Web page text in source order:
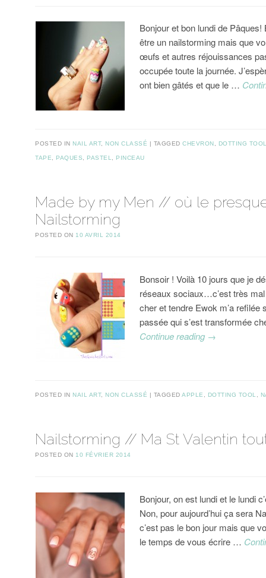
Bonjour et bon lundi de Pâques!
être un nailstorming mais que
œufs et autres réjouissances
occupée toute la journée.
ont bien gâtés et que le …
POSTED IN NAIL ART, NON CLASSÉ TAGGEDCHEVRON DOTTING
TAPE PAQUES PASTEL PINCEAU
Made by my Men // où le
Nailstorming
POSTED ON 10 AVRIL 2014
Bonsoir ! Voilà 10 jours que je
réseaux sociaux…c’est très
cher et tendre Ewok m’a refilée
passée qui s’est transformée
Continue reading →
POSTED IN NAIL ART, NON CLASSÉ TAGGEDAPPLE DOTTING TOOL
Nailstorming // Ma St Valentin
POSTED ON 10 FÉVRIER 2014
Bonjour, on est lundi et le lundi
Non, pour aujourd’hui ça sera
c’est pas le bon jour mais que
le temps de vous écrire …